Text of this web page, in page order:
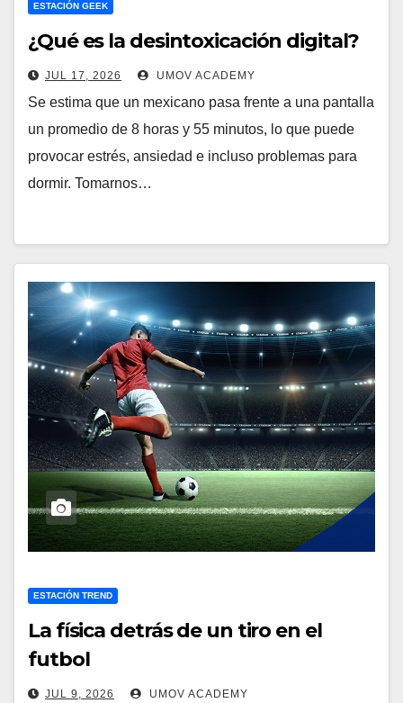
ESTACIÓN GEEK
¿Qué es la desintoxicación digital?
JUL 17, 2026 UMOV ACADEMY
Se estima que un mexicano pasa frente a una pantalla
un promedio de 8 horas y 55 minutos, lo que puede
provocar estrés, ansiedad e incluso problemas para
dormir. Tomarnos…
ESTACIÓN TREND
La física detrás de un tiro en el
futbol
JUL 9, 2026 UMOV ACADEMY